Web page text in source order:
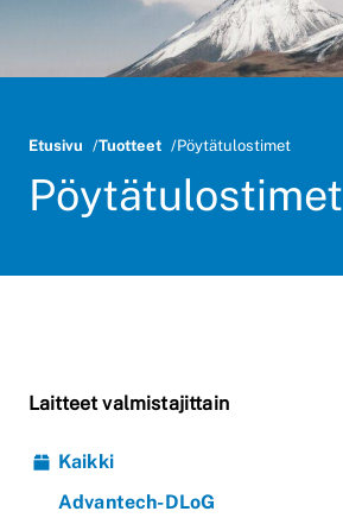
Etusivu Tuotteet Pöytätulostimet
Pöytätulostimet
Laitteet valmistajittain
Kaikki
Advantech-DLoG